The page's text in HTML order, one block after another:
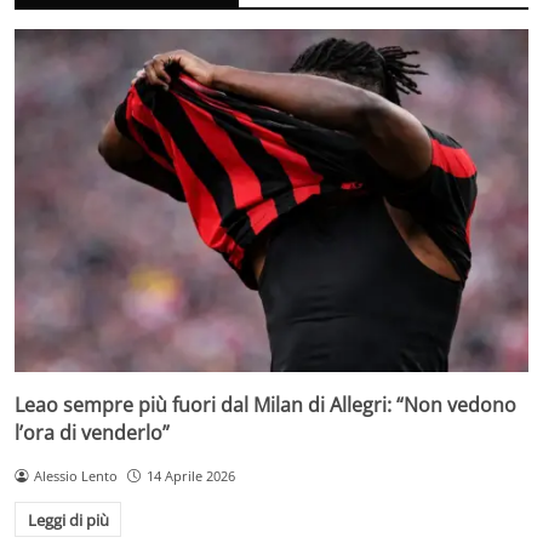
Leao sempre più fuori dal Milan di Allegri: “Non vedono
l’ora di venderlo”
Alessio Lento 14 Aprile 2026
Leggi di più